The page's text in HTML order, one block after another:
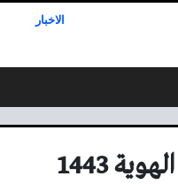
الاخبار
1443